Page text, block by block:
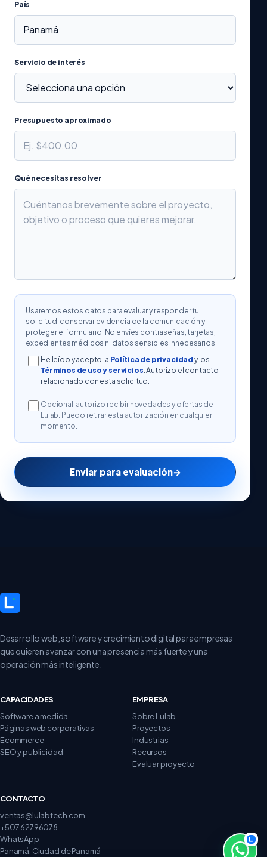
País
Servicio de interés
Presupuesto aproximado
Qué necesitas resolver
Usaremos estos datos para evaluar y responder tu
solicitud, conservar evidencia de la comunicación y
proteger el formulario. No envíes contraseñas, tarjetas,
expedientes médicos ni datos sensibles innecesarios.
He leído y acepto la Política de privacidad y los
Términos de uso y servicios . Autorizo el contacto
relacionado con esta solicitud.
Opcional: autorizo recibir novedades y ofertas de
Lulab. Puedo retirar esta autorización en cualquier
momento.
Enviar para evaluación→
Desarrollo web, software y crecimiento digital para empresas
que quieren avanzar con una presencia más fuerte y una
operación más inteligente.
CAPACIDADES
Software a medida
Páginas web corporativas
Ecommerce
SEO y publicidad
EMPRESA
Sobre Lulab
Proyectos
Industrias
Recursos
Evaluar proyecto
CONTACTO
ventas@lulabtech.com
+507 62796078
WhatsApp
Panamá, Ciudad de Panamá